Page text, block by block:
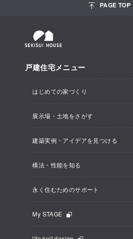
PAGE TOP
戸建住宅メニュー
はじめての家づくり
展示場・土地をさがす
建築実例・アイデアを見つける
構法・性能を知る
永く住むためのサポート
My STAGE